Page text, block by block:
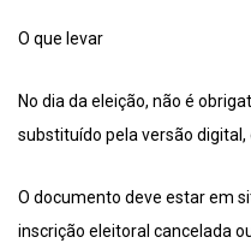
O que levar
No dia da eleição, não é
substituído pela versão digital,
O documento deve estar em
inscrição eleitoral cancelada